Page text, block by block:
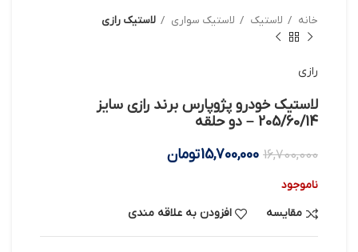
خانه لاستیک لاستیک سواری لاستیک رازی
رازی
لاستیک خودرو پژوپارس برند رازی سایز
205/60/14 – دو حلقه
16,700,000
15,700,000تومان
ناموجود
مقایسه
افزودن به علاقه مندی